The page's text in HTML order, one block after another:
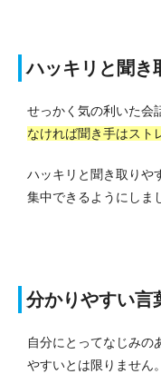
ハッキリと聞き
せっかく気の利いた会
なければ聞き手はスト
ハッキリと聞き取りや
集中できるようにしま
分かりやすい言
自分にとってなじみの
やすいとは限りません。